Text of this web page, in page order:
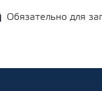
Обязательно для